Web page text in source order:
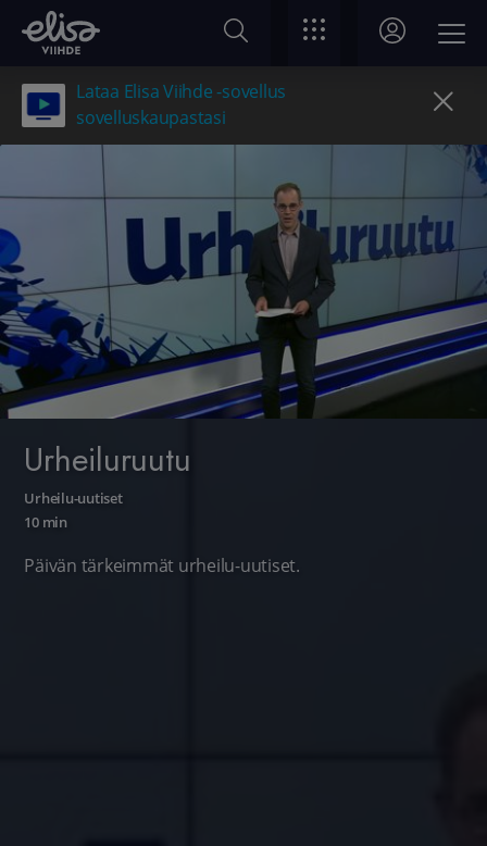
Lataa Elisa Viihde -sovellus
sovelluskaupastasi
Urheiluruutu
Urheilu-uutiset
10 min
Päivän tärkeimmät urheilu-uutiset.